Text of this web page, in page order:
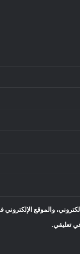
والموقع الإلكتروني
تعليقي.